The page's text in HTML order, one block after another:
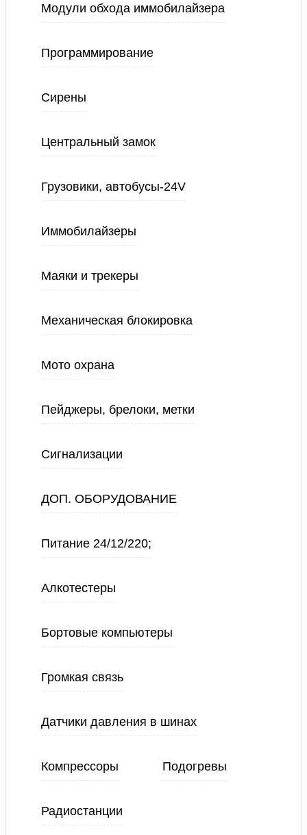
Модули обхода иммобилайзера
Программирование
Сирены
Центральный замок
Грузовики, автобусы-24V
Иммобилайзеры
Маяки и трекеры
Механическая блокировка
Мото охрана
Пейджеры, брелоки, метки
Сигнализации
ДОП. ОБОРУДОВАНИЕ
Питание 24/12/220;
Алкотестеры
Бортовые компьютеры
Громкая связь
Датчики давления в шинах
Компрессоры Подогревы
Радиостанции